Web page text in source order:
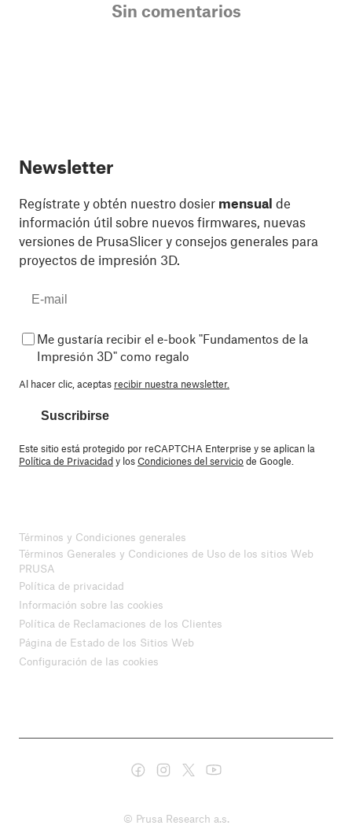
Sin comentarios
Newsletter
Regístrate y obtén nuestro dosier mensual de
información útil sobre nuevos firmwares, nuevas
versiones de PrusaSlicer y consejos generales para
proyectos de impresión 3D.
Me gustaría recibir el e-book "Fundamentos de la
Impresión 3D" como regalo
Al hacer clic, aceptas recibir nuestra newsletter.
Suscribirse
Este sitio está protegido por reCAPTCHA Enterprise y se aplican la
Política de Privacidady losCondiciones del serviciode Google.
Términos y Condiciones generales
Términos Generales y Condiciones de Uso de los sitios Web
PRUSA
Política de privacidad
Información sobre las cookies
Política de Reclamaciones de los Clientes
Página de Estado de los Sitios Web
Configuración de las cookies
© Prusa Research a.s.